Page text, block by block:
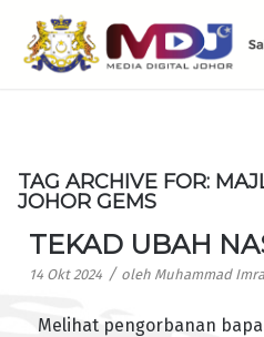
TAG ARCHIVE FOR:
JOHOR GEMS
TEKAD UBAH
14 Okt 2024 / oleh Muhammad
Melihat pengorbanan